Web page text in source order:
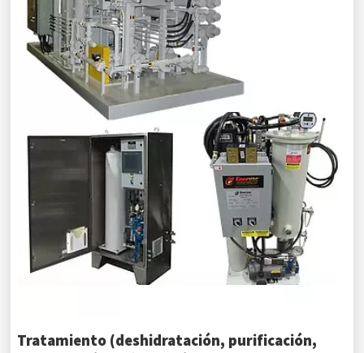
Tratamiento (deshidratación, purificación,